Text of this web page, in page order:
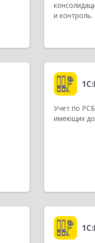
и контроль.
Учет по
имеющих